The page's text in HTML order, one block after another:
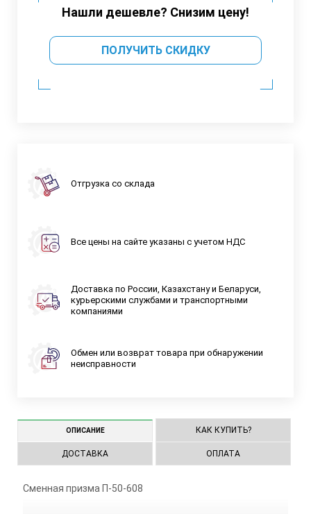
Нашли дешевле? Снизим цену!
ПОЛУЧИТЬ СКИДКУ
Отгрузка со склада
Все цены на сайте указаны с учетом НДС
Доставка по России, Казахстану и Беларуси,
курьерскими службами и транспортными
компаниями
Обмен или возврат товара при обнаружении
неисправности
ОПИСАНИЕ КАК КУПИТЬ?
ДОСТАВКА ОПЛАТА
Сменная призма П-50-608